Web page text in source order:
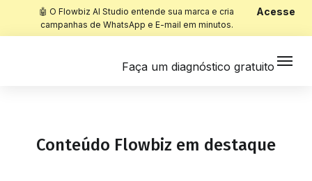
🤖 O Flowbiz AI Studio entende sua marca e cria
campanhas de WhatsApp e E-mail em minutos.
Acesse
Faça um diagnóstico gratuito
Conteúdo Flowbiz em destaque